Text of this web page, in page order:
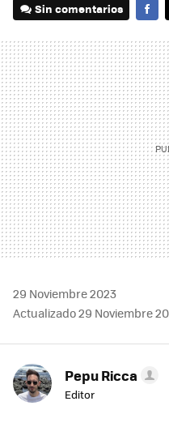
Sin comentarios
29 Noviembre 2023
Actualizado 29 Noviembre
Pepu Ricca
Editor